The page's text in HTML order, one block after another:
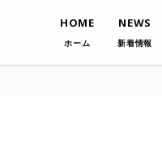
HOME
ホーム
NEWS
新着情報